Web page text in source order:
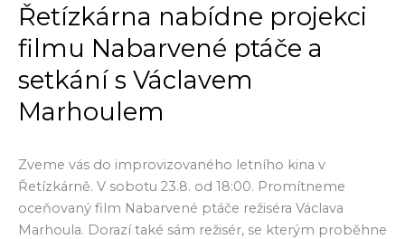
Řetízkárna nabídne projekci
filmu Nabarvené ptáče a
setkání s Václavem
Marhoulem
Zveme vás do improvizovaného letního kina v
Řetízkárně. V sobotu 23.8. od 18:00. Promítneme
oceňovaný film Nabarvené ptáče režiséra Václava
Marhoula. Dorazí také sám režisér, se kterým proběhne